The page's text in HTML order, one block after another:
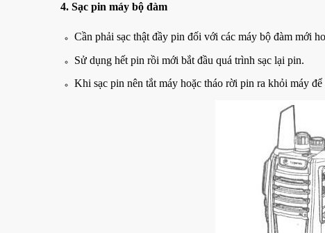
4. Sạc pin máy bộ đàm
Cần phải sạc thật đầy pin đối với các máy bộ đàm mới
Sử dụng hết pin rồi mới bắt đầu quá trình sạc lại pin.
Khi sạc pin nên tắt máy hoặc tháo rời pin ra khỏi máy